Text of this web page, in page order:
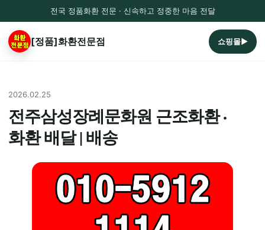
전국 정품화환 전문 · 신속하고 정중한 마음 전달
[정품]화환전문점 쇼핑몰▶
2026.02.25
전주삼성장례문화원 근조화환 ·
화환 배달 | 배송